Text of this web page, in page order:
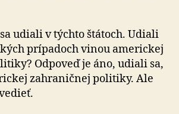
udiali v týchto štátoch. Udiali
prípadoch vinou americkej
Odpoveď je áno, udiali sa,
zahra­nič­nej poli­tiky. Ale